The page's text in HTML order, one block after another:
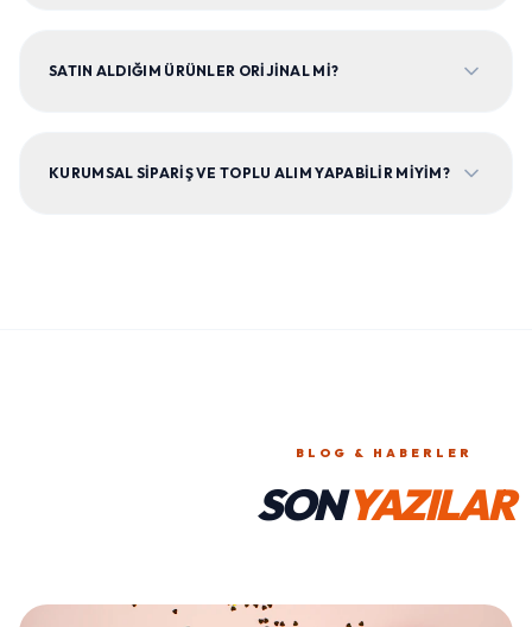
SATIN ALDIĞIM ÜRÜNLER ORIJINAL MI?
KURUMSAL SIPARIŞ VE TOPLU ALIM YAPABILIR MIYIM?
BLOG & HABERLER
SONYAZILAR